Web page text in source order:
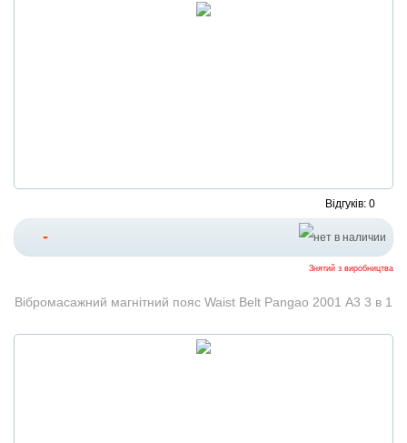
Відгуків: 0
-
Знятий з виробництва
Вібромасажний магнітний пояс Waist Belt Pangao 2001 А3 3 в 1